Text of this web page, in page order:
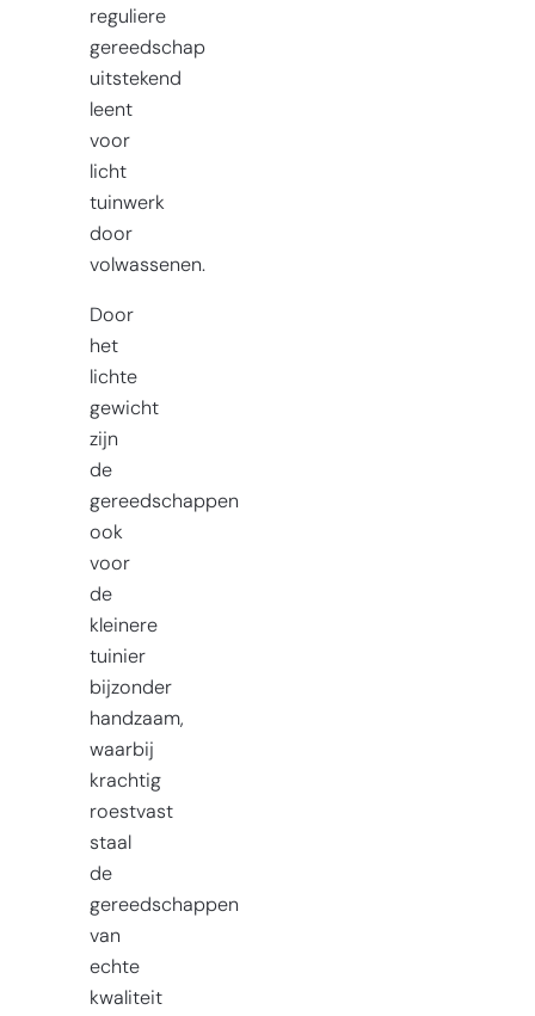
reguliere
gereedschap
uitstekend
leent
voor
licht
tuinwerk
door
volwassenen.
Door
het
lichte
gewicht
zijn
de
gereedschappen
ook
voor
de
kleinere
tuinier
bijzonder
handzaam,
waarbij
krachtig
roestvast
staal
de
gereedschappen
van
echte
kwaliteit